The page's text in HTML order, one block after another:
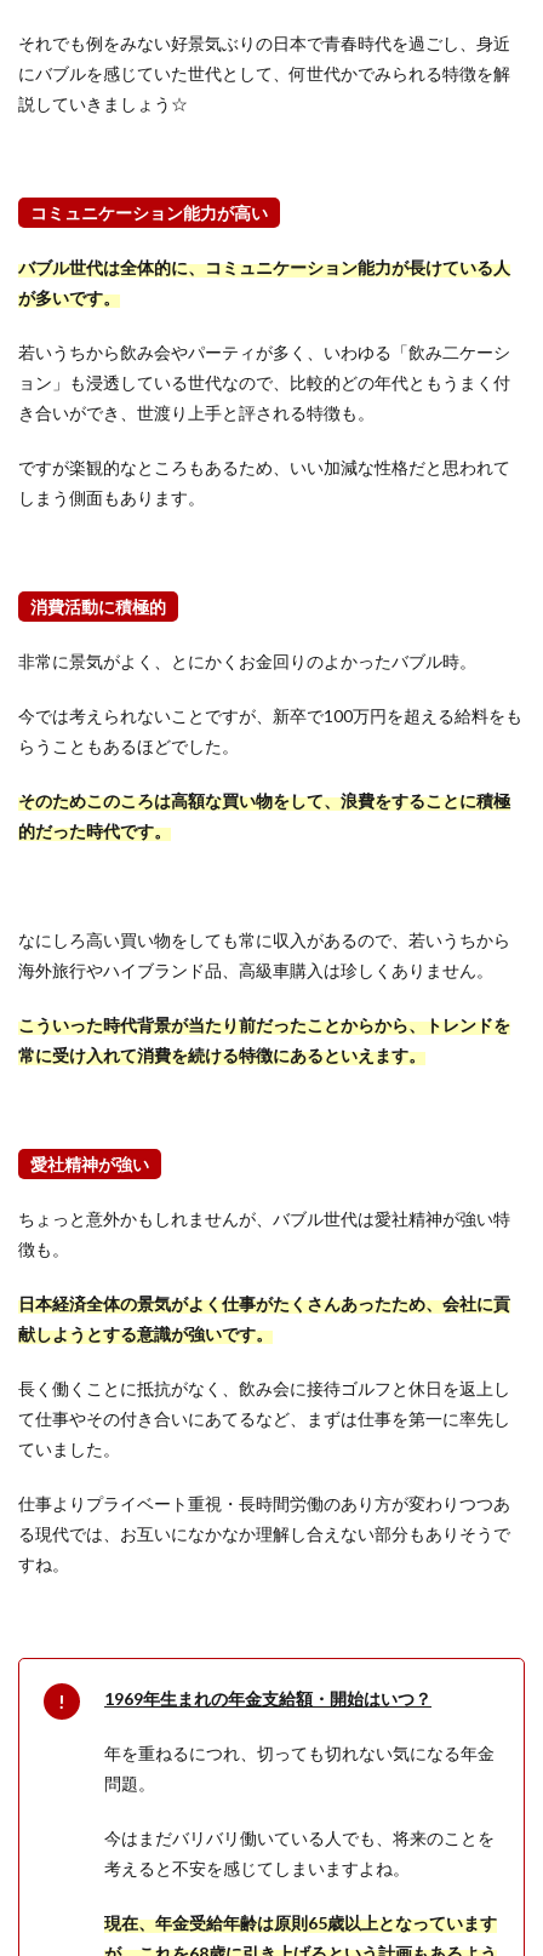
それでも例をみない好景気ぶりの日本で青春時代を過ごし、身近
にバブルを感じていた世代として、何世代かでみられる特徴を解
説していきましょう☆
コミュニケーション能力が高い
バブル世代は全体的に、コミュニケーション能力が長けている人
が多いです。
若いうちから飲み会やパーティが多く、いわゆる「飲み二ケーシ
ョン」も浸透している世代なので、比較的どの年代ともうまく付
き合いができ、世渡り上手と評される特徴も。
ですが楽観的なところもあるため、いい加減な性格だと思われて
しまう側面もあります。
消費活動に積極的
非常に景気がよく、とにかくお金回りのよかったバブル時。
今では考えられないことですが、新卒で100万円を超える給料をも
らうこともあるほどでした。
そのためこのころは高額な買い物をして、浪費をすることに積極
的だった時代です。
なにしろ高い買い物をしても常に収入があるので、若いうちから
海外旅行やハイブランド品、高級車購入は珍しくありません。
こういった時代背景が当たり前だったことからから、トレンドを
常に受け入れて消費を続ける特徴にあるといえます。
愛社精神が強い
ちょっと意外かもしれませんが、バブル世代は愛社精神が強い特
徴も。
日本経済全体の景気がよく仕事がたくさんあったため、会社に貢
献しようとする意識が強いです。
長く働くことに抵抗がなく、飲み会に接待ゴルフと休日を返上し
て仕事やその付き合いにあてるなど、まずは仕事を第一に率先し
ていました。
仕事よりプライベート重視・長時間労働のあり方が変わりつつあ
る現代では、お互いになかなか理解し合えない部分もありそうで
すね。
1969年生まれの年金支給額・開始はいつ？
年を重ねるにつれ、切っても切れない気になる年金
問題。
今はまだバリバリ働いている人でも、将来のことを
考えると不安を感じてしまいますよね。
現在、年金受給年齢は原則65歳以上となっています